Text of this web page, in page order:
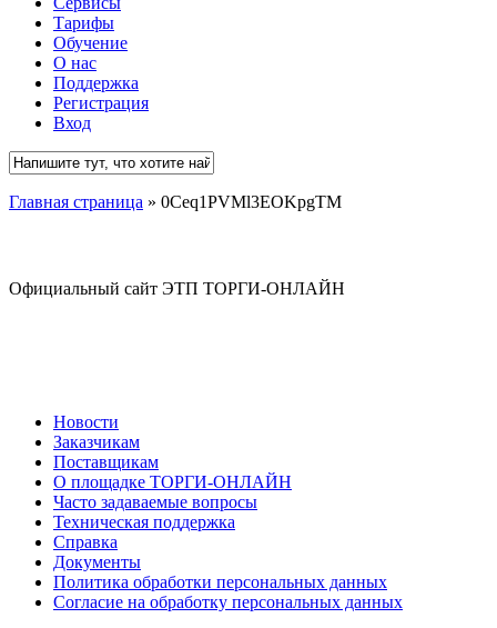
Тарифы
Обучение
О нас
Поддержка
Регистрация
Вход
Search
Главная страница » 0Ceq1PVMl3EOKpgTM
Официальный сайт ЭТП ТОРГИ-ОНЛАЙН
Новости
Заказчикам
Поставщикам
О площадке ТОРГИ-ОНЛАЙН
Часто задаваемые вопросы
Техническая поддержка
Справка
Документы
Политика обработки персональных данных
Согласие на обработку персональных данных